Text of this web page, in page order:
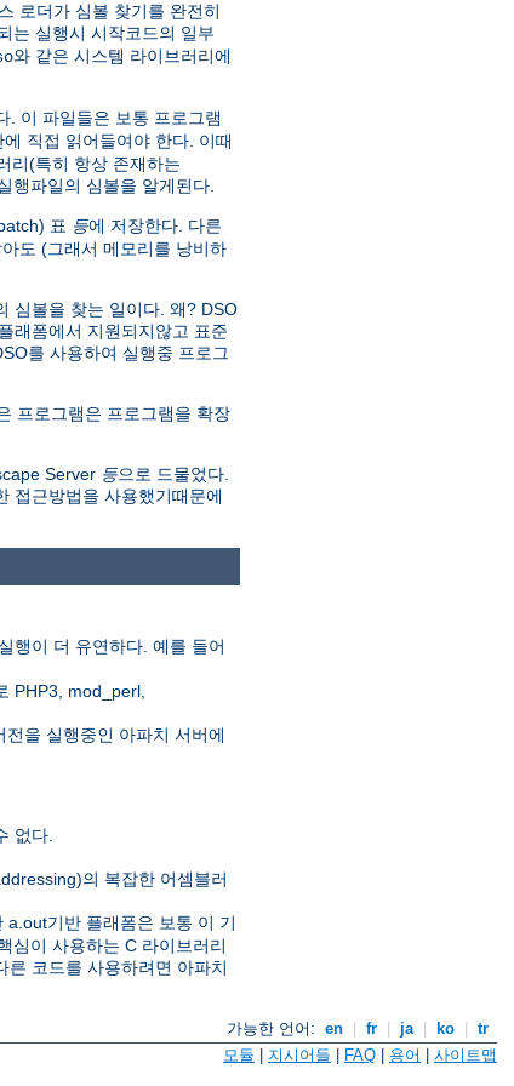
로더가 심볼 찾기를 완전히
는 실행시 시작코드의 일부
와 같은 시스템 라이브러리에
. 이 파일들은 보통 프로그램
직접 읽어들여야 한다. 이때
리(특히 항상 존재하는
행파일의 심볼을 알게된다.
표 등에 저장한다. 다른
도 (그래서 메모리를 낭비하
심볼을 찾는 일이다. 왜? DSO
래폼에서 지원되지않고 표준
를 사용하여 실행중 프로그
프로그램은 프로그램을 확장
Server 등으로 드물었다.
접근방법을 사용했기때문에
행이 더 유연하다. 예를 들어
PHP3, mod_perl,
을 실행중인 아파치 서버에
없다.
의 복잡한 어셈블러
기반 플래폼은 보통 이 기
심이 사용하는 C 라이브러리
코드를 사용하려면 아파치
가능한 언어: en fr ja ko
tr
모듈 지시어들 FAQ 용어 사이트맵